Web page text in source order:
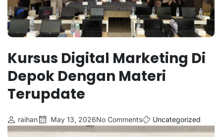
Kursus Digital Marketing Di
Depok Dengan Materi
Terupdate
raihan May 13, 2026No Comments Uncategorized